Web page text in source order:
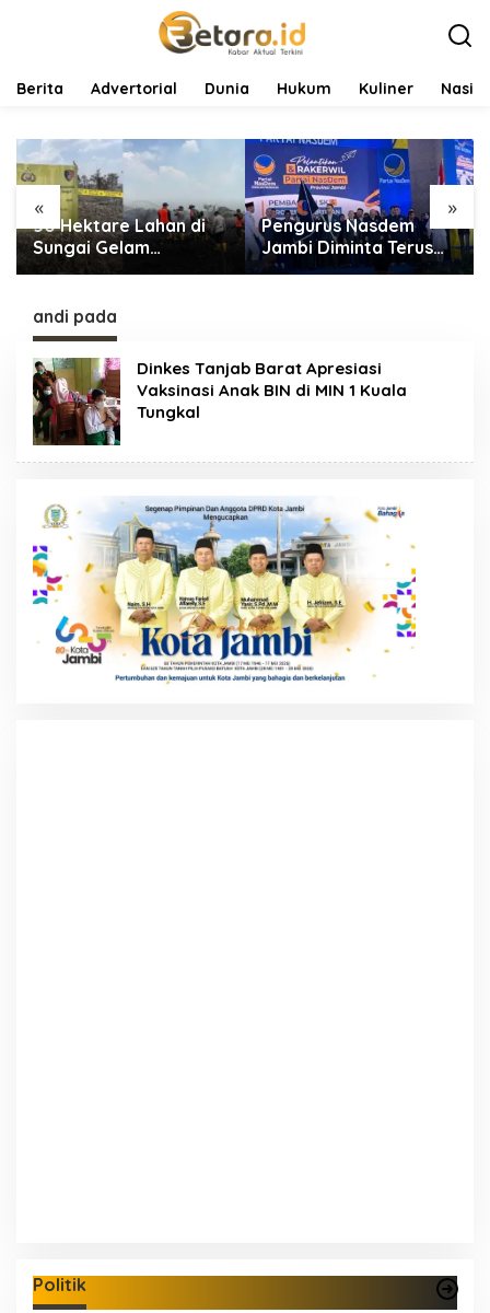
Berita Advertorial Dunia Hukum Kuliner
« »
50 Hektare Lahan di
Sungai Gelam
Terbakar, Ratusan
Water Bombing
Dikerahkan Lakukan
Pemadaman
Pengurus Nasdem
Jambi Diminta Terus
Bekerja dan
andi pada
Dinkes Tanjab Barat Apresiasi
Vaksinasi Anak BIN di MIN 1 Kuala
Tungkal
Politik